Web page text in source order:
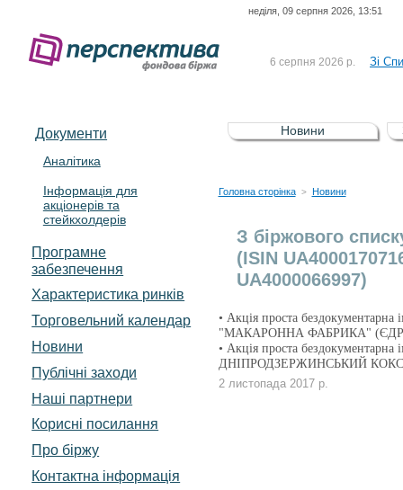
неділя, 09 серпня 2026, 13:51
6 серпня 2026 р. Зі
5 серпня 2026 р.
Зі
UA4000232607)
4 серпня 2026 р.
Документи
Аналітика
Інформація для
акціонерів та
стейкхолдерів
Програмне
забезпечення
Характеристика pинків
Торговельний календар
Новини
Публічні заходи
Наші партнери
Корисні посилання
Про біржу
Контактна інформація
Новини
Головна сторінка > Новини
З біржового
(ISIN
UA4000066997)
• Акція проста
"МАКАРОННА ФАБРИКА"
• Акція проста
ДНІПРОДЗЕРЖИНСЬКИЙ
2 листопада 2017 р.